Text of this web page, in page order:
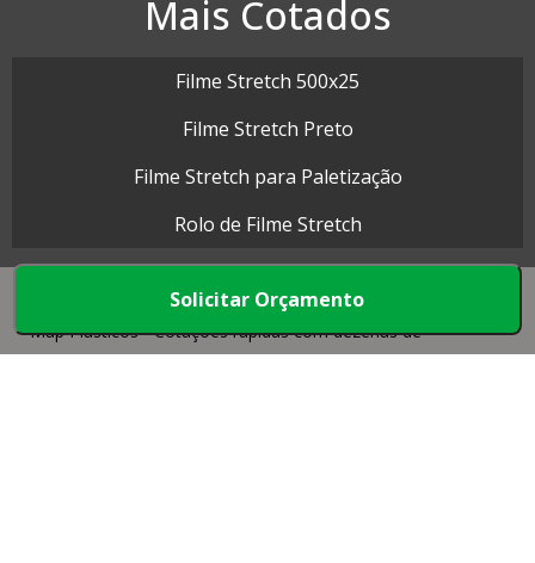
Solicitar Orçamento
Mais Cotados
Filme Stretch 500x25
Filme Stretch Preto
Filme Stretch para Paletização
Rolo de Filme Stretch
Map Plásticos - Cotações rápidas com dezenas de